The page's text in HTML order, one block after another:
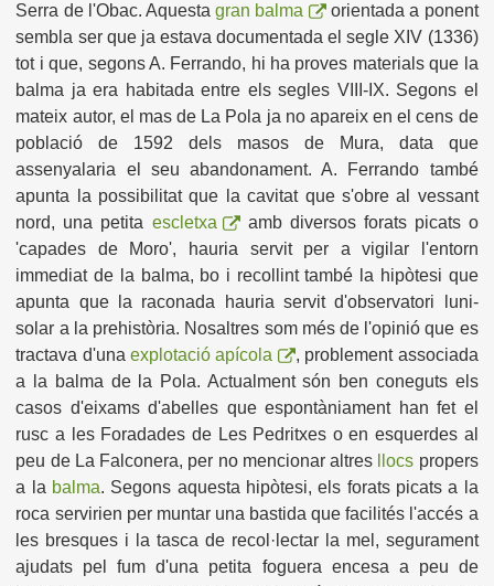
Serra de l'Obac. Aquesta gran balma
orientada a ponent
sembla ser que ja estava documentada el segle XIV (1336)
tot i que, segons A. Ferrando, hi ha proves materials que la
balma ja era habitada entre els segles VIII-IX. Segons el
mateix autor, el mas de La Pola ja no apareix en el cens de
població de 1592 dels masos de Mura, data que
assenyalaria el seu abandonament. A. Ferrando també
apunta la possibilitat que la cavitat que s'obre al vessant
nord, una petita escletxa
amb diversos forats picats o
'capades de Moro', hauria servit per a vigilar l'entorn
immediat de la balma, bo i recollint també la hipòtesi que
apunta que la raconada hauria servit d'observatori luni-
solar a la prehistòria. Nosaltres som més de l'opinió que es
tractava d'una explotació apícola
, problement associada
a la balma de la Pola. Actualment són ben coneguts els
casos d'eixams d'abelles que espontàniament han fet el
rusc a les Foradades de Les Pedritxes o en esquerdes al
peu de La Falconera, per no mencionar altres
llocs propers
a la balma. Segons aquesta hipòtesi, els forats picats a la
roca servirien per muntar una bastida que facilités l'accés a
les bresques i la tasca de recol·lectar la mel, segurament
ajudats pel fum d'una petita foguera encesa a peu de